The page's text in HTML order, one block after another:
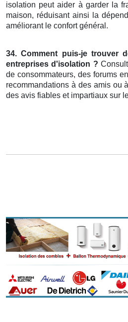
isolation peut aider à garder la
maison, réduisant ainsi la
améliorant le confort général.
34. Comment puis-je trouver
entreprises d'isolation ?
de consommateurs, des forums
recommandations à des amis ou
des avis fiables et impartiaux sur